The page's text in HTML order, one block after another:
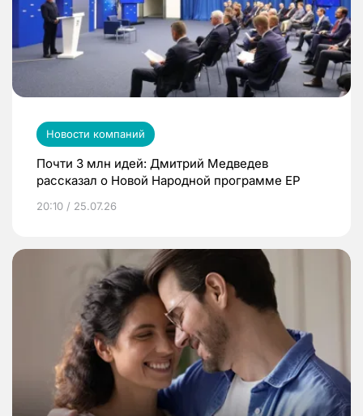
Новости компаний
Почти 3 млн идей: Дмитрий Медведев
рассказал о Новой Народной программе ЕР
20:10 / 25.07.26